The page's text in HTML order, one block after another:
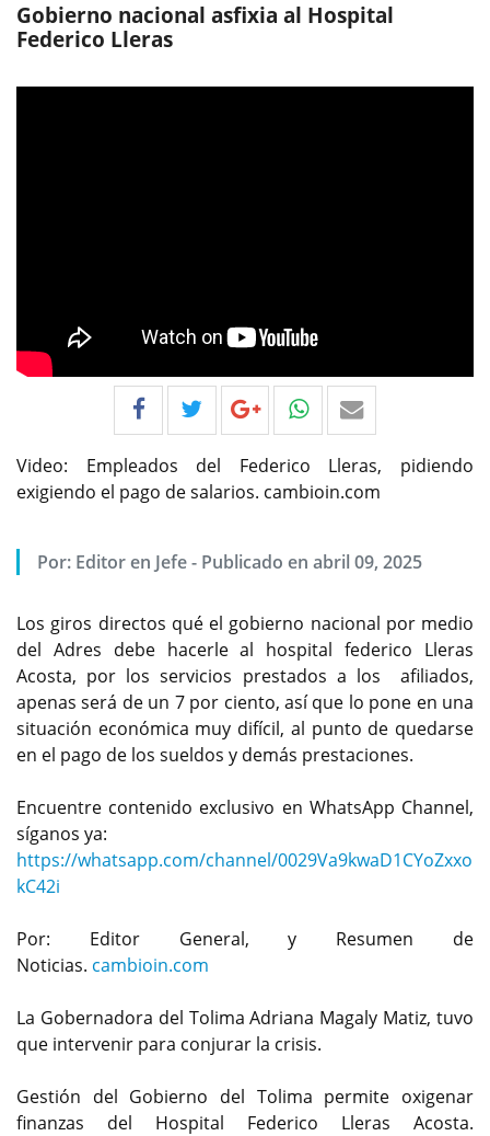
Gobierno nacional asfixia al Hospital
Federico Lleras
Video: Empleados del Federico Lleras, pidiendo
exigiendo el pago de salarios. cambioin.com
Por: Editor en Jefe- Publicado en abril 09, 2025
Los giros directos qué el gobierno nacional por medio
del Adres debe hacerle al hospital federico Lleras
Acosta, por los servicios prestados a los afiliados,
apenas será de un 7 por ciento, así que lo pone en una
situación económica muy difícil, al punto de quedarse
en el pago de los sueldos y demás prestaciones.
Encuentre contenido exclusivo en WhatsApp Channel,
síganos ya:
https://whatsapp.com/channel/0029Va9kwaD1CYoZxxo
kC42i
Por: Editor General, y Resumen de
Noticias. cambioin.com
La Gobernadora del Tolima Adriana Magaly Matiz, tuvo
que intervenir para conjurar la crisis.
Gestión del Gobierno del Tolima permite oxigenar
finanzas del Hospital Federico Lleras Acosta.